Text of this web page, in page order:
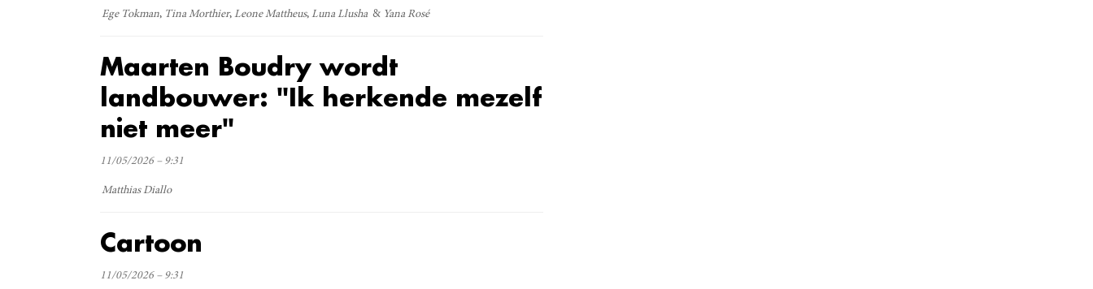
Ege Tokman Tina Morthier Leone Mattheus Luna Llusha Yana Rosé
Maarten Boudry wordt
landbouwer: "Ik herkende mezelf
niet meer"
11/05/2026 – 9:31
Matthias Diallo
Cartoon
11/05/2026 – 9:31